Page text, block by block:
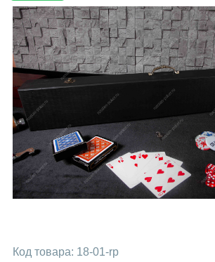
Код товара: 18-01-rp